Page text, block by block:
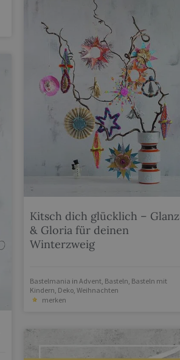
Kitsch dich glücklich – Glanz
& Gloria für deinen
Winterzweig
Bastelmania in Advent Basteln Basteln mit
Kindern Deko Weihnachten
merken